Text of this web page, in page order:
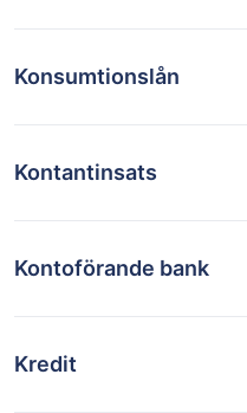
Konsumtionslån
Kontantinsats
Kontoförande bank
Kredit